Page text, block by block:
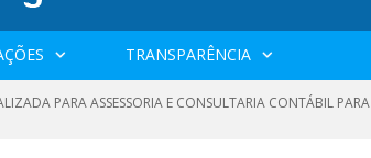
TRANSPARÊNCIA
PARA ASSESSORIA E CONSULTARIA CONTÁBIL PARA